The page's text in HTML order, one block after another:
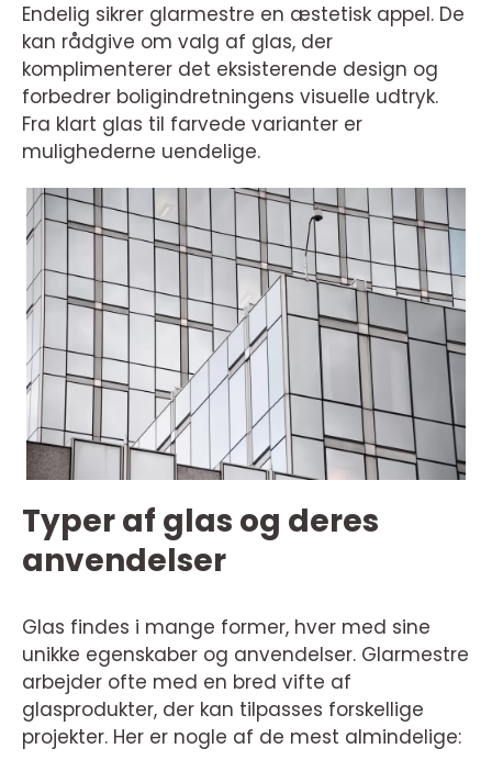
Endelig sikrer glarmestre en æstetisk appel. De
kan rådgive om valg af glas, der
komplimenterer det eksisterende design og
forbedrer boligindretningens visuelle udtryk.
Fra klart glas til farvede varianter er
mulighederne uendelige.
Typer af glas og deres
anvendelser
Glas findes i mange former, hver med sine
unikke egenskaber og anvendelser. Glarmestre
arbejder ofte med en bred vifte af
glasprodukter, der kan tilpasses forskellige
projekter. Her er nogle af de mest almindelige: